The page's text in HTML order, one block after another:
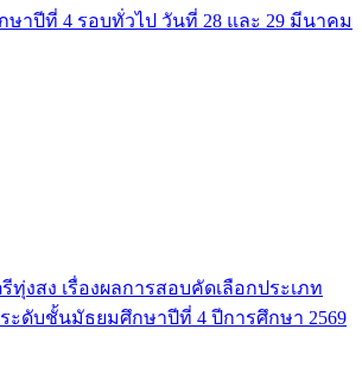
าปีที่ 4 รอบทั่วไป วันที่ 28 และ 29 มีนาคม
ทุ่งสง เรื่องผลการสอบคัดเลือกประเภท
ะดับชั้นมัธยมศึกษาปีที่ 4 ปีการศึกษา 2569